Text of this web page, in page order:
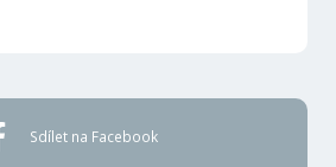
Sdílet na Facebook